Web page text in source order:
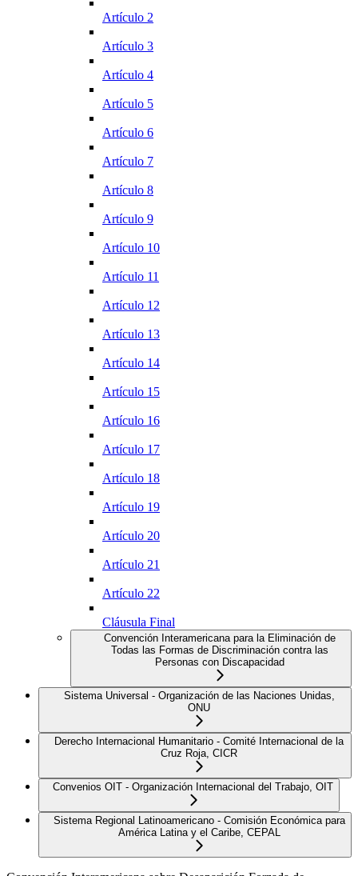
Artículo 2
Artículo 3
Artículo 4
Artículo 5
Artículo 6
Artículo 7
Artículo 8
Artículo 9
Artículo 10
Artículo 11
Artículo 12
Artículo 13
Artículo 14
Artículo 15
Artículo 16
Artículo 17
Artículo 18
Artículo 19
Artículo 20
Artículo 21
Artículo 22
Cláusula Final
Convención Interamericana para la Eliminación de
Todas las Formas de Discriminación contra las
Personas con Discapacidad
Sistema Universal - Organización de las Naciones Unidas,
ONU
Derecho Internacional Humanitario - Comité Internacional de la
Cruz Roja, CICR
Convenios OIT - Organización Internacional del Trabajo, OIT
Sistema Regional Latinoamericano - Comisión Económica para
América Latina y el Caribe, CEPAL